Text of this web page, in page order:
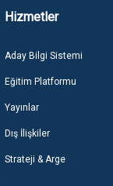
Hizmetler
Aday Bilgi Sistemi
Eğitim Platformu
Yayınlar
Dış İlişkiler
Strateji & Arge